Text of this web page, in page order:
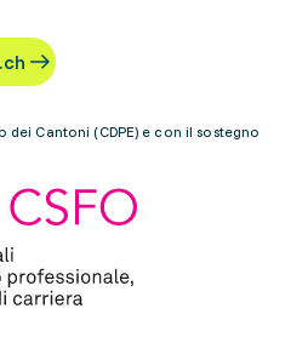
dei Cantoni (CDPE) e con il sostegno